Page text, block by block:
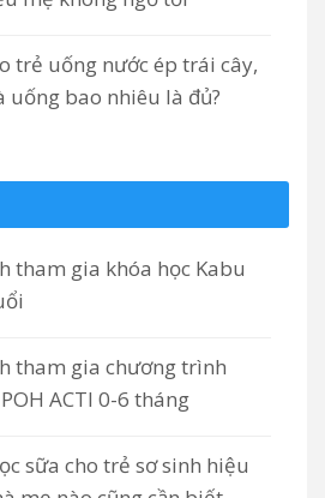
trẻ uống nước ép trái cây,
uống bao nhiêu là đủ?
tham gia khóa học Kabu
tham gia chương trình
ACTI 0-6 tháng
sữa cho trẻ sơ sinh hiệu